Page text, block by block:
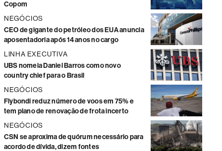
Copom
NEGÓCIOS
CEO de gigante do petróleo dos EUA anuncia
aposentadoria após 14 anos no cargo
LINHA EXECUTIVA
UBS nomeia Daniel Barros como novo
country chief para o Brasil
NEGÓCIOS
Flybondi reduz número de voos em 75% e
tem plano de renovação de frota incerto
NEGÓCIOS
CSN se aproxima de quórum necessário para
acordo de dívida, dizem fontes